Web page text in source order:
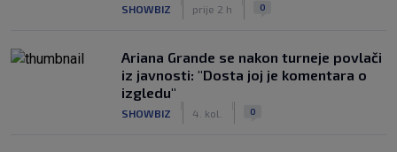
SHOWBIZ prije 2 h 0
Ariana Grande se nakon turneje povlači
iz javnosti: "Dosta joj je komentara o
izgledu"
SHOWBIZ 4. kol. 0